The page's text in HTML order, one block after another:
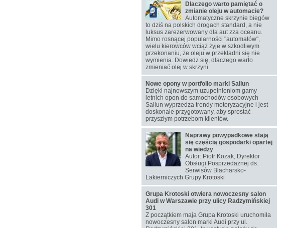
Dlaczego warto pamiętać o
zmianie oleju w automacie?
Automatyczne skrzynie biegów
to dziś na polskich drogach standard, a nie
luksus zarezerwowany dla aut zza oceanu.
Mimo rosnącej popularności "automatów",
wielu kierowców wciąż żyje w szkodliwym
przekonaniu, że oleju w przekładni się nie
wymienia. Dowiedz się, dlaczego warto
zmieniać olej w skrzyni.
Nowe opony w portfolio marki Sailun
Dzięki najnowszym uzupełnieniom gamy
letnich opon do samochodów osobowych
Sailun wyprzedza trendy motoryzacyjne i jest
doskonale przygotowany, aby sprostać
przyszłym potrzebom klientów.
Naprawy powypadkowe stają
się częścią gospodarki opartej
na wiedzy
Autor: Piotr Kozak, Dyrektor
Obsługi Posprzedażnej ds.
Serwisów Blacharsko-
Lakierniczych Grupy Krotoski
Grupa Krotoski otwiera nowoczesny salon
Audi w Warszawie przy ulicy Radzymińskiej
301
Z początkiem maja Grupa Krotoski uruchomiła
nowoczesny salon marki Audi przy ul.